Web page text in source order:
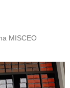
MISCEO